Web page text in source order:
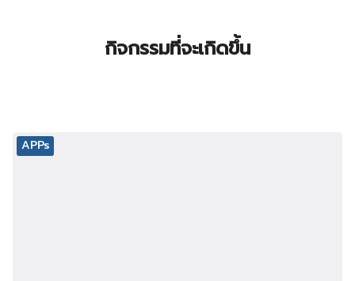
กิจกรรมที่จะเกิดขึ้น
APPs